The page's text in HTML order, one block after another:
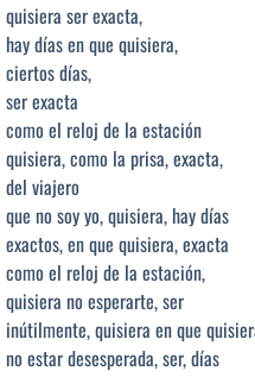
quisiera ser exacta,
hay días en que quisiera,
ciertos días,
ser exacta
como el reloj de la estación
quisiera, como la prisa, exacta,
del viajero
que no soy yo, quisiera, hay días
exactos, en que quisiera, exacta
como el reloj de la estación,
quisiera no esperarte, ser
inútilmente, quisiera en que
no estar desesperada, ser, días